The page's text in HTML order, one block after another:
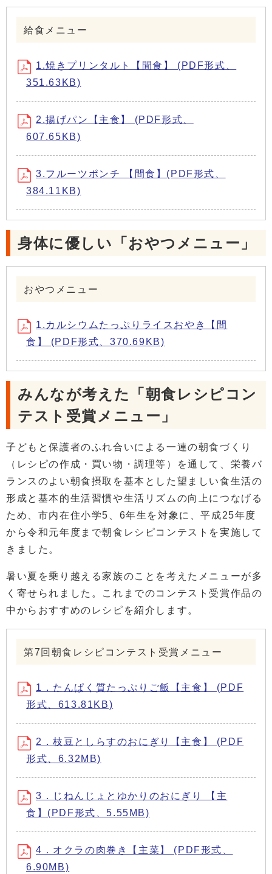
給食メニュー
1.焼きプリンタルト【間食】 (PDF形式、
351.63KB)
2.揚げパン【主食】 (PDF形式、
607.65KB)
3.フルーツポンチ 【間食】(PDF形式、
384.11KB)
身体に優しい「おやつメニュー」
おやつメニュー
1.カルシウムたっぷりライスおやき【間
食】 (PDF形式、370.69KB)
みんなが考えた「朝食レシピコン
テスト受賞メニュー」
子どもと保護者のふれ合いによる一連の朝食づくり
（レシピの作成・買い物・調理等）を通して、栄養バ
ランスのよい朝食摂取を基本とした望ましい食生活の
形成と基本的生活習慣や生活リズムの向上につなげる
ため、市内在住小学5、6年生を対象に、平成25年度
から令和元年度まで朝食レシピコンテストを実施して
きました。
暑い夏を乗り越える家族のことを考えたメニューが多
く寄せられました。これまでのコンテスト受賞作品の
中からおすすめのレシピを紹介します。
第7回朝食レシピコンテスト受賞メニュー
1．たんぱく質たっぷりご飯【主食】 (PDF
形式、613.81KB)
2．枝豆としらすのおにぎり【主食】 (PDF
形式、6.32MB)
3．じねんじょとゆかりのおにぎり 【主
食】(PDF形式、5.55MB)
4．オクラの肉巻き【主菜】 (PDF形式、
6.90MB)